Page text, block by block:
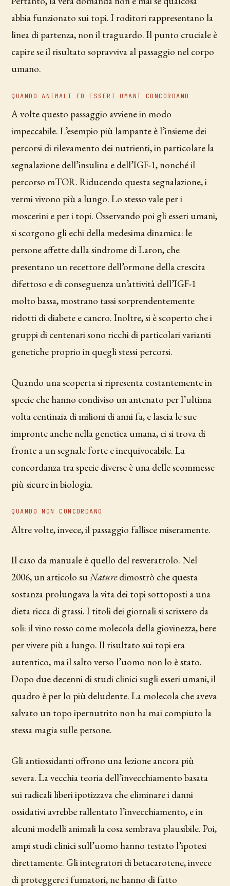
abbia funzionato sui topi. I roditori rappresentano la
linea di partenza, non il traguardo. Il punto cruciale è
capire se il risultato sopravviva al passaggio nel corpo
umano.
QUANDO ANIMALI ED ESSERI UMANI CONCORDANO
A volte questo passaggio avviene in modo
impeccabile. L’esempio più lampante è l’insieme dei
percorsi di rilevamento dei nutrienti, in particolare la
segnalazione dell’insulina e dell’IGF-1, nonché il
percorso mTOR. Riducendo questa segnalazione, i
vermi vivono più a lungo. Lo stesso vale per i
moscerini e per i topi. Osservando poi gli esseri umani,
si scorgono gli echi della medesima dinamica: le
persone affette dalla sindrome di Laron, che
presentano un recettore dell’ormone della crescita
difettoso e di conseguenza un’attività dell’IGF-1
molto bassa, mostrano tassi sorprendentemente
ridotti di diabete e cancro. Inoltre, si è scoperto che i
gruppi di centenari sono ricchi di particolari varianti
genetiche proprio in quegli stessi percorsi.
Quando una scoperta si ripresenta costantemente in
specie che hanno condiviso un antenato per l’ultima
volta centinaia di milioni di anni fa, e lascia le sue
impronte anche nella genetica umana, ci si trova di
fronte a un segnale forte e inequivocabile. La
concordanza tra specie diverse è una delle scommesse
più sicure in biologia.
QUANDO NON CONCORDANO
Altre volte, invece, il passaggio fallisce miseramente.
Il caso da manuale è quello del resveratrolo. Nel
2006, un articolo suNaturedimostrò che questa
sostanza prolungava la vita dei topi sottoposti a una
dieta ricca di grassi. I titoli dei giornali si scrissero da
soli: il vino rosso come molecola della giovinezza, bere
per vivere più a lungo. Il risultato sui topi era
autentico, ma il salto verso l’uomo non lo è stato.
Dopo due decenni di studi clinici sugli esseri umani, il
quadro è per lo più deludente. La molecola che aveva
salvato un topo ipernutrito non ha mai compiuto la
stessa magia sulle persone.
Gli antiossidanti offrono una lezione ancora più
severa. La vecchia teoria dell’invecchiamento basata
sui radicali liberi ipotizzava che eliminare i danni
ossidativi avrebbe rallentato l’invecchiamento, e in
alcuni modelli animali la cosa sembrava plausibile. Poi,
ampi studi clinici sull’uomo hanno testato l’ipotesi
direttamente. Gli integratori di betacarotene, invece
di proteggere i fumatori, ne hanno di fatto